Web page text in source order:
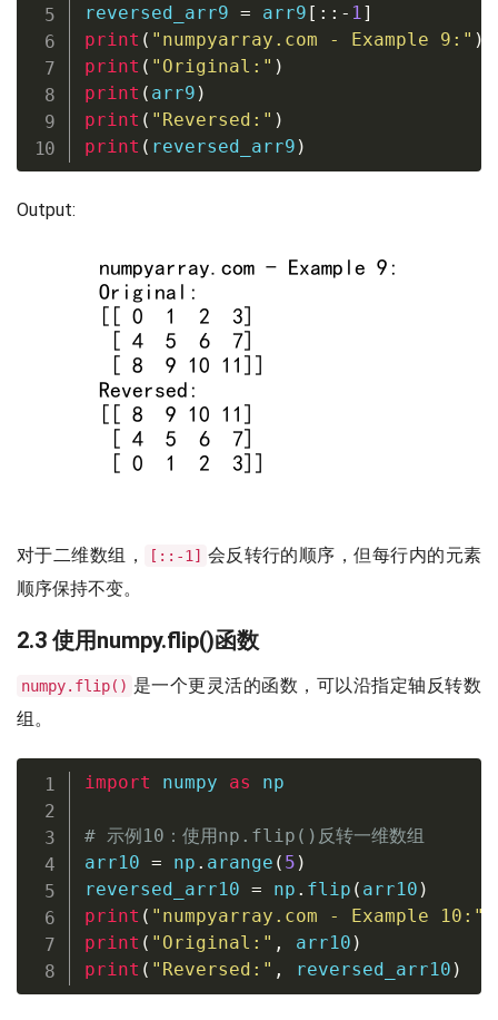
reversed_arr9 = arr9 [ : : - 1 ]
print ( "numpyarray.com - Example 9:" )
print ( "Original:" )
print ( arr9 )
print ( "Reversed:" )
print ( reversed_arr9 )
Output:
对于二维数组， [::-1] 会反转行的顺序，但每行内的元素
顺序保持不变。
2.3 使用numpy.flip()函数
numpy.flip() 是一个更灵活的函数，可以沿指定轴反转数
组。
import numpy as np
# 示例10：使用np.flip()反转一维数组
arr10 = np . arange ( 5 )
reversed_arr10 = np . flip ( arr10 )
print ( "numpyarray.com - Example 10:"
print ( "Original:" , arr10 )
print ( "Reversed:" , reversed_arr10 )